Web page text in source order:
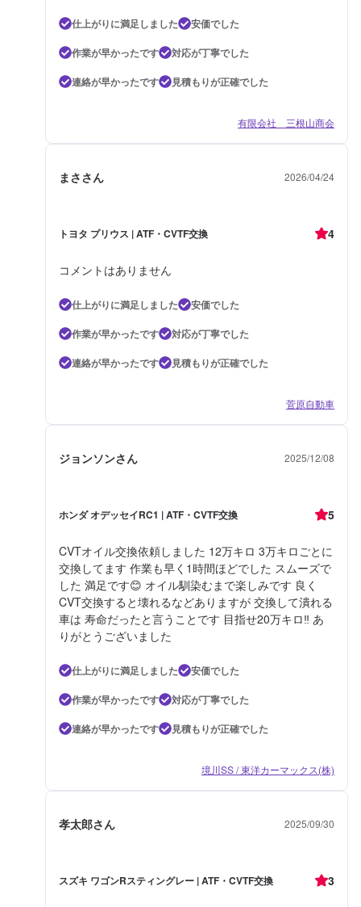
仕上がりに満足しました
安価でした
作業が早かったです
対応が丁寧でした
連絡が早かったです
見積もりが正確でした
有限会社 三根山商会
まささん 2026/04/24
トヨタ プリウス | ATF・CVTF交換 4
コメントはありません
仕上がりに満足しました
安価でした
作業が早かったです
対応が丁寧でした
連絡が早かったです
見積もりが正確でした
菅原自動車
ジョンソンさん 2025/12/08
ホンダ オデッセイRC1 | ATF・CVTF交換 5
CVTオイル交換依頼しました 12万キロ 3万キロごとに
交換してます 作業も早く1時間ほどでした スムーズで
した 満足です😊 オイル馴染むまで楽しみです 良く
CVT交換すると壊れるなどありますが 交換して潰れる
車は 寿命だったと言うことです 目指せ20万キロ‼️ あ
りがとうございました
仕上がりに満足しました
安価でした
作業が早かったです
対応が丁寧でした
連絡が早かったです
見積もりが正確でした
境川SS / 東洋カーマックス(株)
孝太郎さん 2025/09/30
スズキ ワゴンRスティングレー | ATF・CVTF交換 3